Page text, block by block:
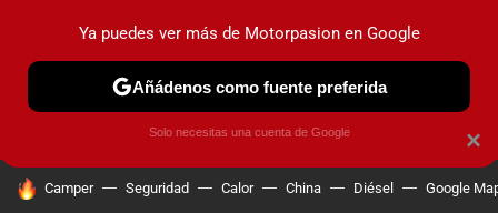
PRUEBAS COCHES ELÉCTRICOS OBSERVATORIO
HOY SE HABLA DE
Camper Seguridad Calor China Diésel Google
×
Ya puedes ver más de Motorpasion en Google
Añádenos como fuente preferida
Solo necesitas una cuenta de Google